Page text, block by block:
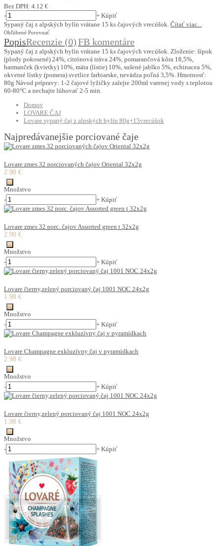
Bez DPH: 4.12 €
-
+ Kúpiť
Sypaný čaj z alpských bylín vrátane 15 ks čajových vrecúšok. Čítať viac...
Obľúbené Porovnať
PopisRecenzie (0)FB komentáre
Sypaný čaj z alpských bylín vrátane 15 ks čajových vrecúšok. Zloženie: šípok
(plody pokosené) 24%, citrónová tráva 24%, pomarančová kôra 18,5%,
harmanček (kvietky) 10%, mäta (lístie) 10%, sušené jablko 5%, echinacea 5%,
okvetné lístky (pomera) svetlice farbiarske, nevädza poľná 3,5%. Hmotnosť:
80g Návod prípravy: 1-2 čajové lyžičky zalejte 200ml varenej vody s teplotou
60-80°C a nechajte lúhovať 2-5 min.
Domov
LOVARE ČAJ
Lovare sypaný čaj z alpských bylín 80g+15vrecúšok
Najpredávanejšie porciované čaje
Lovare zmes 32 porciovaných čajov Oriental 32x2g
2.90 €
Množstvo
-
+ Kúpiť
Lovare zmes 32 porc. čajov Assorted green t 32x2g
2.90 €
Množstvo
-
+ Kúpiť
Lovare čierny,zelený porciovaný čaj 1001 NOC 24x2g
1.98 €
Množstvo
-
+ Kúpiť
Lovare Champagne exkluzívny čaj v pyramídkach
2.98 €
Množstvo
-
+ Kúpiť
Lovare čierny,zelený porciovaný čaj 1001 NOC 24x2g
1.98 €
Množstvo
-
+ Kúpiť